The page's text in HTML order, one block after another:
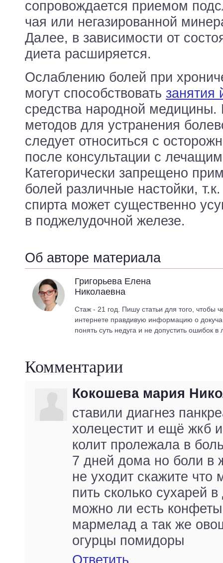
сопровождается приемом
чая или негазированной
Далее, в зависимости от
диета расширяется.
Ослаблению болей при
могут способствовать занятия
средства народной
методов для устранения
следует относиться с
после консультации с
Категорически запрещено
болей различные настойки,
спирта может существенно
в поджелудочной железе.
Об авторе материала
Григорьева Елена
Николаевна
Стаж - 21 год. Пишу статьи для того, чтобы
интернете правдивую информацию о
понять суть недуга и не допустить ошибок в
Комментарии
Кокошева мария
ставили диагнез
холецестит и ещё жкб
колит пролежала в
7 дней дома но боли в
не уходит скажите что
пить сколько сухарей
можно ли есть
мармелад а так же
огурцы помидоры
Ответить